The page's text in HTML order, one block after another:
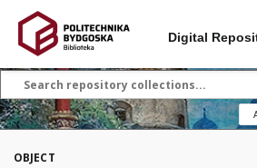
Digital
OBJECT